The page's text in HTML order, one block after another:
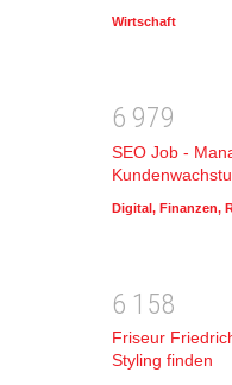
Wirtschaft
6 979
SEO Job -
Digital, Finanzen,
6 1 58
Friseur
Styling finden